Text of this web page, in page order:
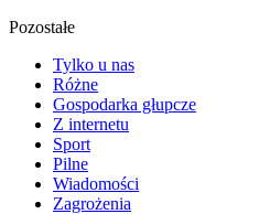
Pozostałe
Tylko u nas
Różne
Gospodarka głupcze
Z internetu
Sport
Pilne
Wiadomości
Zagrożenia